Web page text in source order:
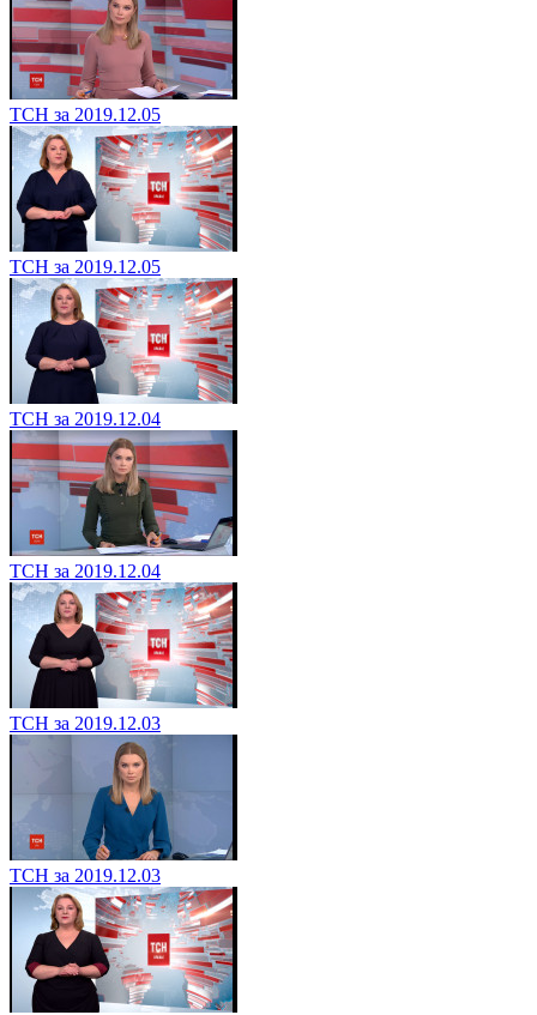
ТСН за 2019.12.05
ТСН за 2019.12.05
ТСН за 2019.12.04
ТСН за 2019.12.04
ТСН за 2019.12.03
ТСН за 2019.12.03